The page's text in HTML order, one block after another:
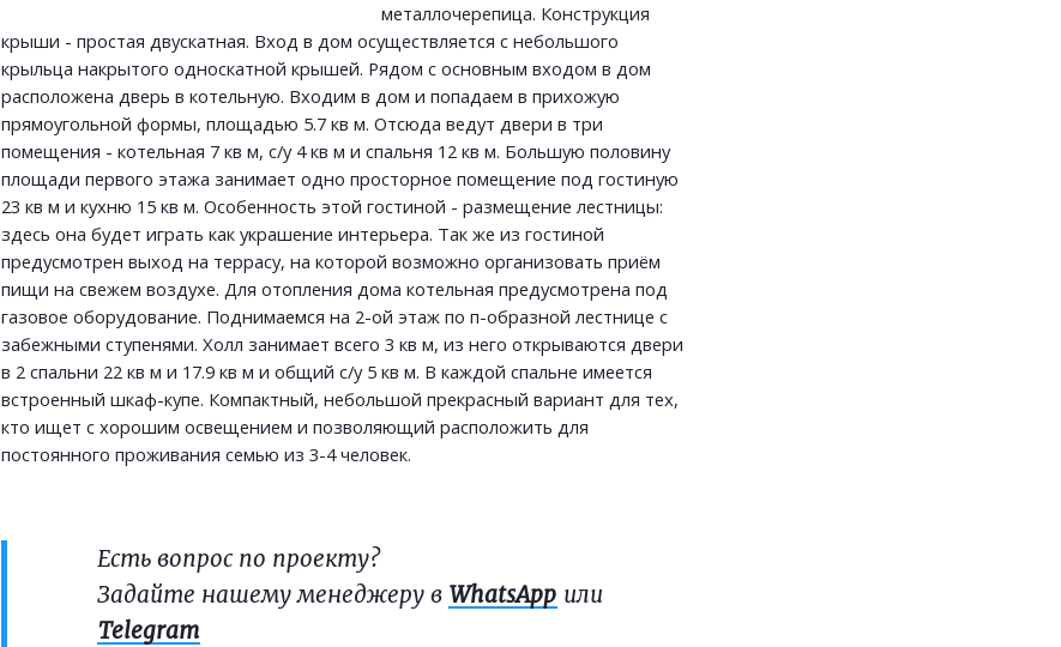
металлочерепица. Конструкция
крыши - простая двускатная. Вход в дом осуществляется с небольшого
крыльца накрытого односкатной крышей. Рядом с основным входом в дом
расположена дверь в котельную. Входим в дом и попадаем в прихожую
прямоугольной формы, площадью 5.7 кв м. Отсюда ведут двери в три
помещения - котельная 7 кв м, с/у 4 кв м и спальня 12 кв м. Большую половину
площади первого этажа занимает одно просторное помещение под гостиную
23 кв м и кухню 15 кв м. Особенность этой гостиной - размещение лестницы:
здесь она будет играть как украшение интерьера. Так же из гостиной
предусмотрен выход на террасу, на которой возможно организовать приём
пищи на свежем воздухе. Для отопления дома котельная предусмотрена под
газовое оборудование. Поднимаемся на 2-ой этаж по п-образной лестнице с
забежными ступенями. Холл занимает всего 3 кв м, из него открываются двери
в 2 спальни 22 кв м и 17.9 кв м и общий с/у 5 кв м. В каждой спальне имеется
встроенный шкаф-купе. Компактный, небольшой прекрасный вариант для тех,
кто ищет с хорошим освещением и позволяющий расположить для
постоянного проживания семью из 3-4 человек.
Есть вопрос по проекту?
Задайте нашему менеджеру в WhatsApp или
Telegram